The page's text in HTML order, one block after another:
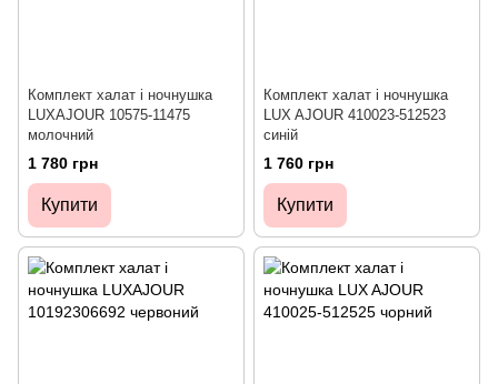
Комплект халат і ночнушка
LUXAJOUR 10575-11475
молочний
1 780 грн
Купити
Комплект халат і ночнушка
LUX AJOUR 410023-512523
синій
1 760 грн
Купити